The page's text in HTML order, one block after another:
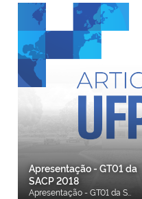
Apresentação - GT01 da
SACP 2018